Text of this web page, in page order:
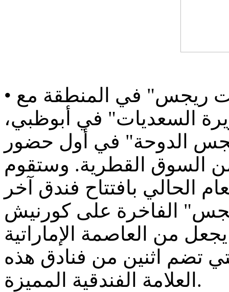
• إطلاق العلامة الفاخرة "سانت ريجس" في المنطقة مع
السعديات" في أبوظبي،
الدوحة" في أول حضور
السوق القطرية. وستقوم
الحالي بافتتاح فندق آخر
الفاخرة على كورنيش
من العاصمة الإماراتية
تضم اثنين من فنادق هذه
العلامة الفندقية المميزة.